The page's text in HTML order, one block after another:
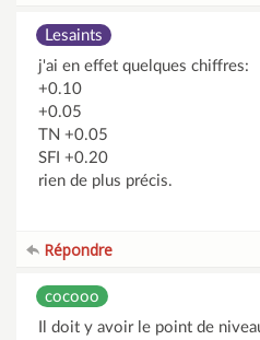
Lesaints
j'ai en effet quelques chiffres:
+0.10
+0.05
TN +0.05
SFI +0.20
rien de plus précis.
Répondre
cocooo
Il doit y avoir le point de